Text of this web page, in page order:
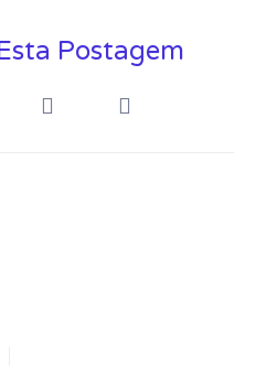
Postagem